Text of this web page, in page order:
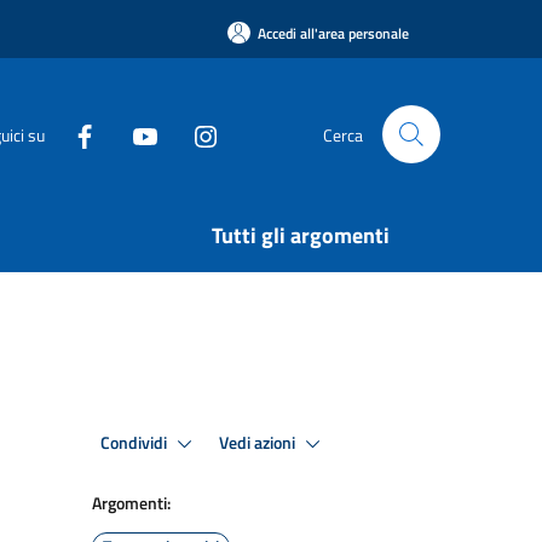
Accedi all'area personale
su Cerca
Tutti gli argomenti
Condividi Vedi azioni
Argomenti: